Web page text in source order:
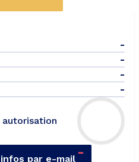
-
-
-
-
-
par e-mail